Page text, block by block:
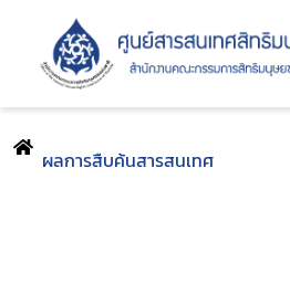
ผลการสืบค้นสารสนเทศ